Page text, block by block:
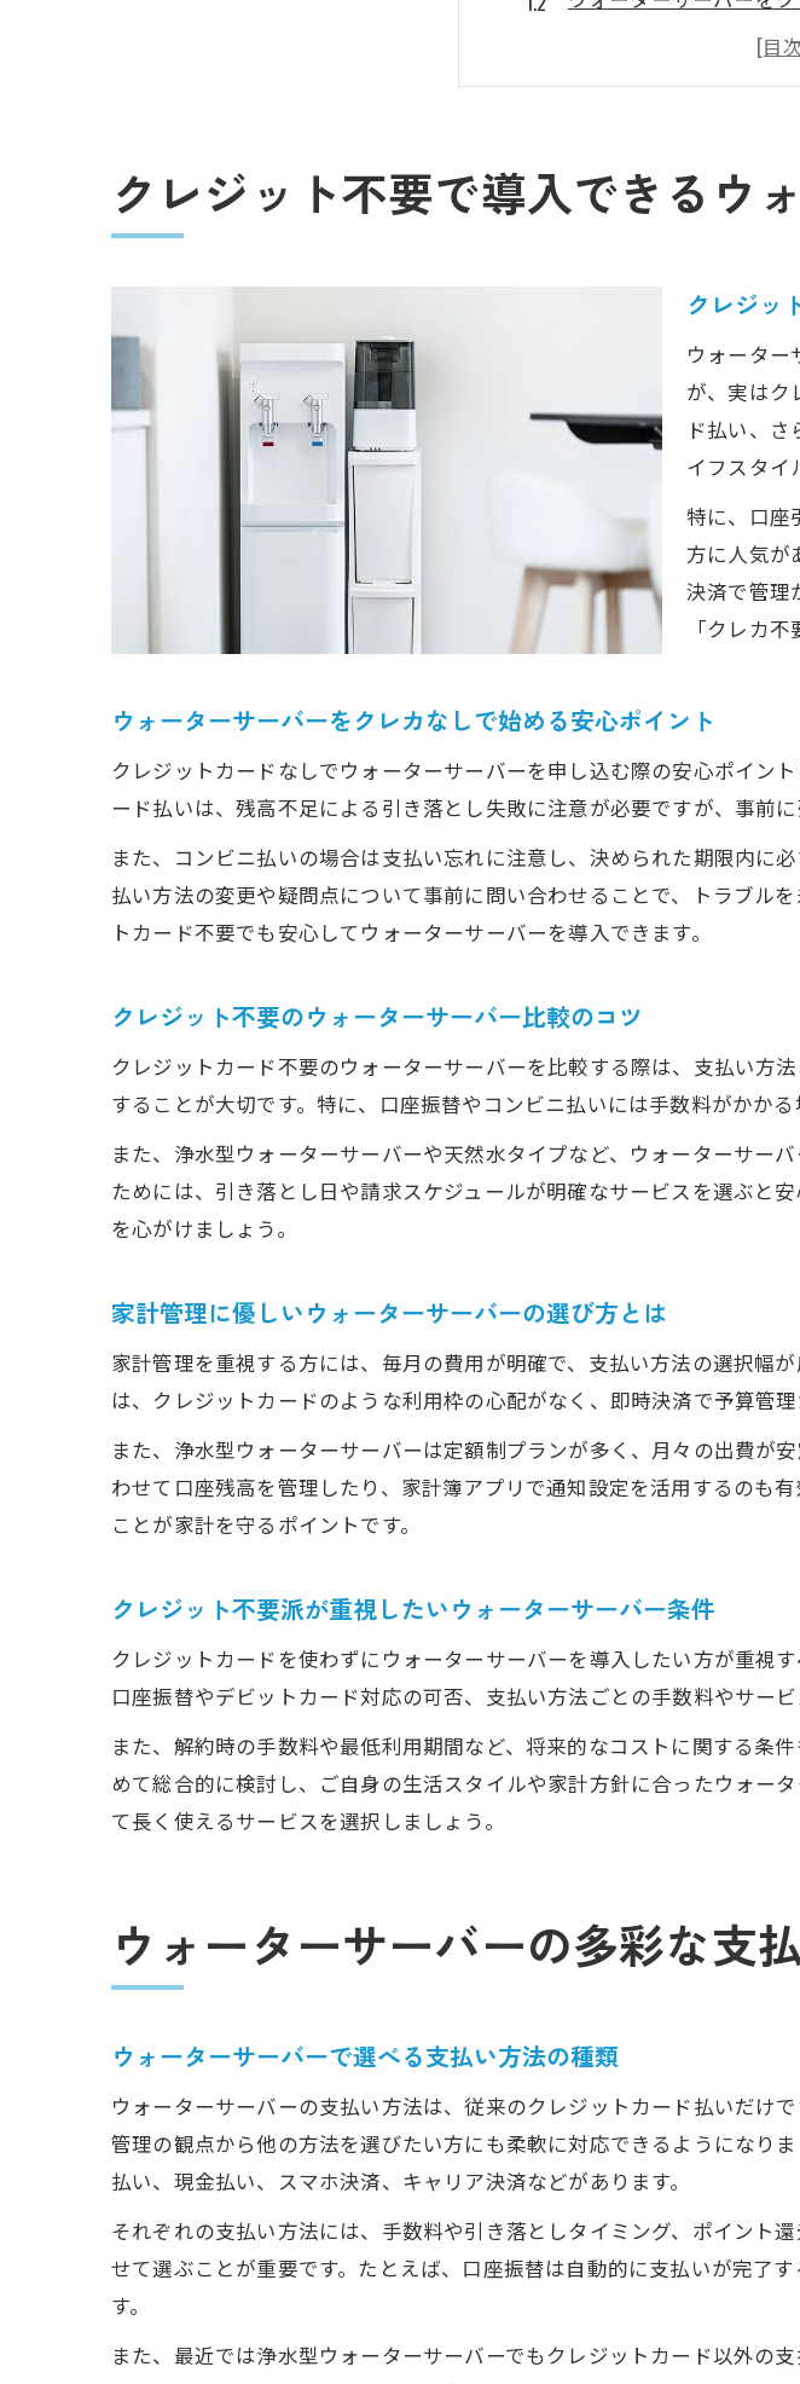
クレジット不要のウォ
家計管理に優しいウォ
ウォーターサーバーの多彩
ウォーターサーバーで選
ウォーターサーバーの
ウォーターサーバーの
クレカなし利用ならコンビ
ウォーターサーバーは
口座振替対応のウォー
クレカ不要で使えるウ
支払い方法で選ぶウォ
残高不足リスクを防ぐ
ウォーターサーバーの
スマホ決済とウォータ
家計簿アプリ連携でウ
デビットカードはウォ
スマホ料金合算決済で
浄水型ウォーターサーバーを
浄水型ウォーターサーバ
クレジット不要で始め
口座振替や現金払いで
浄水型ウォーターサー
口座引き落とし可能なウォ
引き落とし対応ウォータ
口座引き落としで支払
ウォーターサーバーは
クレジット不要で導入できるウ
クレジッ
ウォーター
が、実はク
ド払い、
イフスタイ
特に、口座
方に人気が
決済で管理
「クレカ
ウォーターサーバーをクレカなしで始める安心ポイント
クレジットカードなしでウォーターサーバーを申し込む際の安心ポイン
ード払いは、残高不足による引き落とし失敗に注意が必要ですが、事前
また、コンビニ払いの場合は支払い忘れに注意し、決められた期限内に
払い方法の変更や疑問点について事前に問い合わせることで、トラブル
トカード不要でも安心してウォーターサーバーを導入できます。
クレジット不要のウォーターサーバー比較のコツ
クレジットカード不要のウォーターサーバーを比較する際は、支払い方
することが大切です。特に、口座振替やコンビニ払いには手数料がかか
また、浄水型ウォーターサーバーや天然水タイプなど、ウォーターサー
ためには、引き落とし日や請求スケジュールが明確なサービスを選ぶと
を心がけましょう。
家計管理に優しいウォーターサーバーの選び方とは
家計管理を重視する方には、毎月の費用が明確で、支払い方法の選択幅
は、クレジットカードのような利用枠の心配がなく、即時決済で予算管理
また、浄水型ウォーターサーバーは定額制プランが多く、月々の出費が
わせて口座残高を管理したり、家計簿アプリで通知設定を活用するのも
ことが家計を守るポイントです。
クレジット不要派が重視したいウォーターサーバー条件
クレジットカードを使わずにウォーターサーバーを導入したい方が重視
口座振替やデビットカード対応の可否、支払い方法ごとの手数料やサー
また、解約時の手数料や最低利用期間など、将来的なコストに関する条
めて総合的に検討し、ご自身の生活スタイルや家計方針に合ったウォー
て長く使えるサービスを選択しましょう。
ウォーターサーバーの多彩な支
ウォーターサーバーで選べる支払い方法の種類
ウォーターサーバーの支払い方法は、従来のクレジットカード払いだけ
管理の観点から他の方法を選びたい方にも柔軟に対応できるようになり
払い、現金払い、スマホ決済、キャリア決済などがあります。
それぞれの支払い方法には、手数料や引き落としタイミング、ポイント
せて選ぶことが重要です。たとえば、口座振替は自動的に支払いが完了
す。
また、最近では浄水型ウォーターサーバーでもクレジットカード以外の